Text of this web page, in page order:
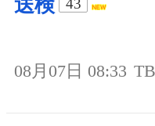
送検
43
08月07日 08:33